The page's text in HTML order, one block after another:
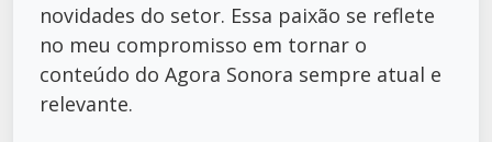
novidades do setor. Essa paixão se reflete
no meu compromisso em tornar o
conteúdo do Agora Sonora sempre atual e
relevante.